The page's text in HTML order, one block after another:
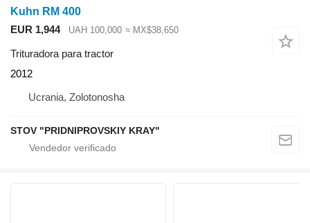
Kuhn RM 400
EUR 1,944
UAH 100,000 ≈ MX$38,650
Trituradora para tractor
2012
Ucrania, Zolotonosha
STOV "PRIDNIPROVSKIY KRAY"